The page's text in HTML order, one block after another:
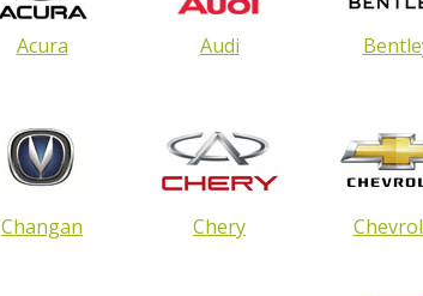
Acura Audi
Changan Chery